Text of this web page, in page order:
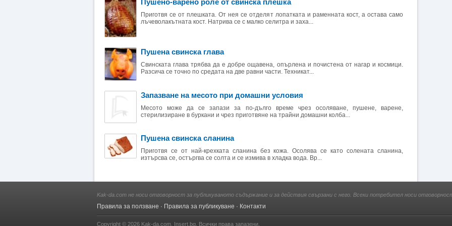
Пушено-варено роле от свинска плешка
Приготвя се от плешката. От нея се отделят лопатката и раменната кост, а остава само
лъчеволакътната кост. Натрива се с малко селитра и заха...
Пушена свинска глава
Свинската глава трябва да е добре ощавена, опърлена и почистена от нагар и космици.
Разсича се точно по средата на две равни части. Техникат...
Запазване на месото при домашни условия
Месото може да се запази за по-дълго време чрез осоляване, пушене, варене,
стерилизиране в буркани и чрез приготвяне на трайни домашни колба...
Пушена свинска сланина
Приготвя се от най-крехката сланина без кожа. Осолява се като солената сланина,
изтърсва се, остъргва се солта и се измива в хладка вода. Вр...
Kak-da.com не носи отговорност за публикуваното съдържание и за действия свързани с него. Всеки потребител носи
Правила за ползване · Правила за публикуване · Контакти
Copyright © 2026 Kak-da.com Insert.bg . Всички права запазени.